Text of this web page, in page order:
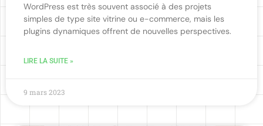
WordPress est très souvent associé à des projets
simples de type site vitrine ou e-commerce, mais les
plugins dynamiques offrent de nouvelles perspectives.
LIRE LA SUITE »
9 mars 2023